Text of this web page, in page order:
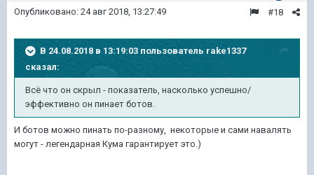
#18
Опубликовано: 24 авг 2018, 13:27:49
В 24.08.2018 в 13:19:03 пользователь rake1337
сказал:
Всё что он скрыл - показатель, насколько успешно/
эффективно он пинает ботов.
И ботов можно пинать по-разному, некоторые и сами навалять
могут - легендарная Кума гарантирует это.)